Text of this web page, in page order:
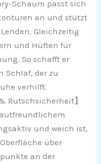
Schaum passt sich
an und stützt
Gleichzeitig
und Hüften für
So schafft er
Schlaf, der zu
verhilft.
Rutschsicherheit】
und weich ist,
über
an der